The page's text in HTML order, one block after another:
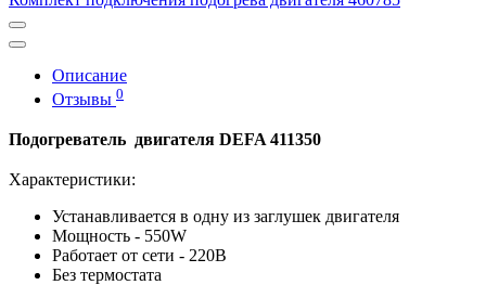
Описание
Отзывы 0
Подогреватель двигателя DEFA 411350
Характеристики:
Устанавливается в одну из заглушек двигателя
Мощность - 550W
Работает от сети - 220В
Без термостата